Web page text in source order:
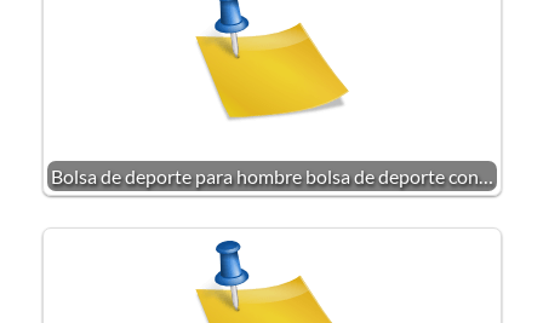
Bolsa de deporte para hombre bolsa de deporte con…